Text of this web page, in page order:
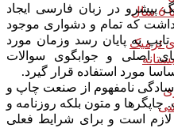
ترمیک
پیشرو در زبان فارسی ایجاد
که تمام و دشواری موجود
به پایان رسد وزمان مورد
اصلی و جوابگوی سوالات
مورد استفاده قرار گیرد.
سادگی نامفهوم از صنعت چاپ و
و متون بلکه روزنامه و
است و برای شرایط فعلی